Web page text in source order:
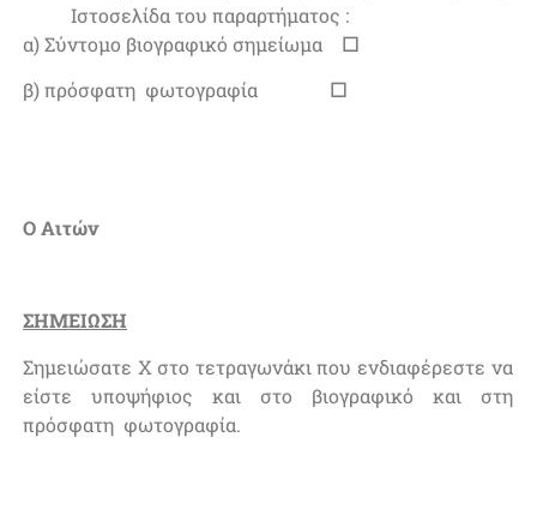
Ιστοσελίδα του παραρτήματος :
α) Σύντομο βιογραφικό σημείωμα ☐
β) πρόσφατη φωτογραφία ☐
Ο Αιτών
ΣΗΜΕΙΩΣΗ
Σημειώσατε Χ στο τετραγωνάκι που ενδιαφέρεστε να
είστε υποψήφιος και στο βιογραφικό και στη
πρόσφατη φωτογραφία.